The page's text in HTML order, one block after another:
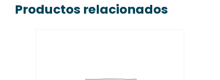
Productos relacionados